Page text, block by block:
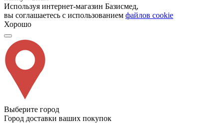
Используя интернет-магазин Базисмед,
вы соглашаетесь с использованием файлов cookie
Хорошо
Выберите город
Город доставки ваших покупок